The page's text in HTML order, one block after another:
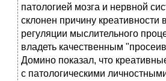
патологией мозга и нервной
склонен причину креативности
регуляции мыслительного
владеть качественным
Домино показал, что
с патологическими